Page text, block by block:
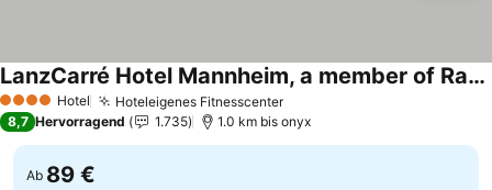
4 Sterne Hotel Hoteleigenes FitnesscenterPreise sehen
LanzCarré Hotel Mannheim, a member of Radisson Individuals
Preise sehen
8,7 Hervorragend 1.735 1.0 km bis onyx
Ab 89 €